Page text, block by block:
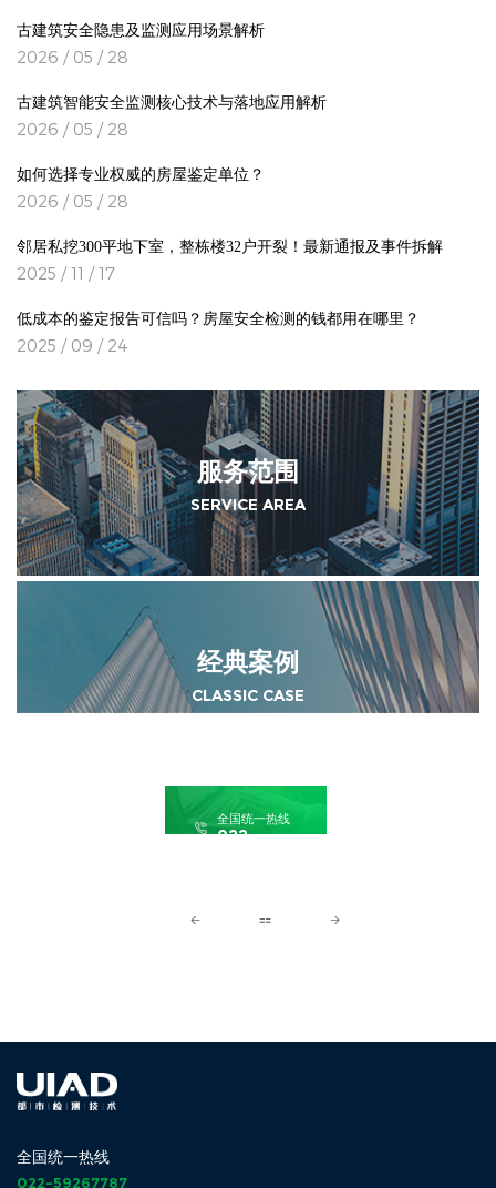
古建筑安全隐患及监测应用场景解析
2026 / 05 / 28
古建筑智能安全监测核心技术与落地应用解析
2026 / 05 / 28
如何选择专业权威的房屋鉴定单位？
2026 / 05 / 28
邻居私挖300平地下室，整栋楼32户开裂！最新通报及事件拆解
2025 / 11 / 17
低成本的鉴定报告可信吗？房屋安全检测的钱都用在哪里？
2025 / 09 / 24
服务范围
SERVICE AREA
经典案例
CLASSIC CASE
全国统一热线
022-
全国统一热线
022-59267787